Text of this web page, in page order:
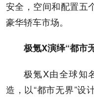
安全，空间和配置五
豪华轿车市场。
极氪X演绎“都市
极氪X由全球知
造，以“都市无界”设